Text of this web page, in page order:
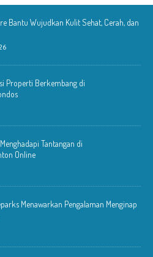
Bantu Wujudkan Kulit Sehat, Cerah, dan
Properti Berkembang di
Tantangan di
Online
Menawarkan Pengalaman Menginap